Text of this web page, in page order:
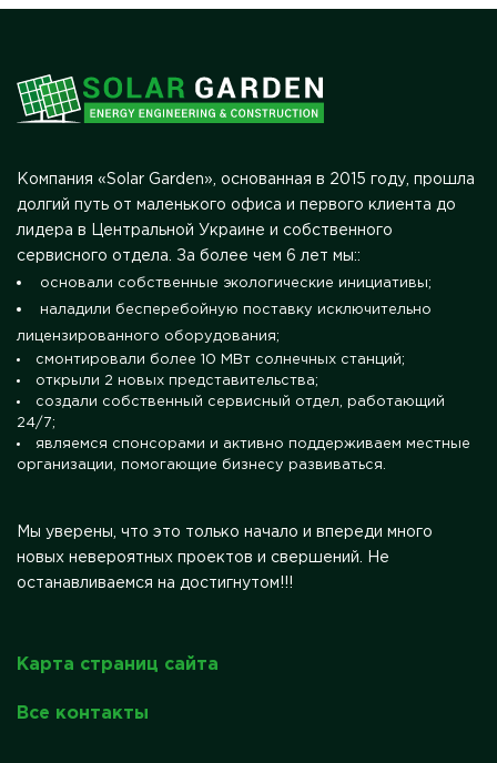
Карта страниц сайта
Все контакты
Компания «Solar Garden», основанная в 2015 году, прошла
долгий путь от маленького офиса и первого клиента до
лидера в Центральной Украине и собственного
сервисного отдела. За более чем 6 лет мы::
основали собственные экологические инициативы;
наладили бесперебойную поставку исключительно
лицензированного оборудования;
смонтировали более 10 МВт солнечных станций;
открыли 2 новых представительства;
создали собственный сервисный отдел, работающий
24/7;
являемся спонсорами и активно поддерживаем местные
организации, помогающие бизнесу развиваться.
Мы уверены, что это только начало и впереди много
новых невероятных проектов и свершений. Не
останавливаемся на достигнутом!!!